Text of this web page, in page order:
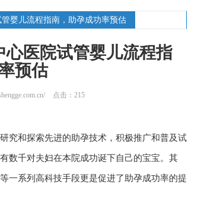
婴儿流程指南，助孕成功率预估
心医院试管婴儿流程指
预估
点击：215
究和探索先进的助孕技术，积极推广和普及试
数千对夫妇在本院成功诞下自己的宝宝。其
一系列高科技手段更是促进了助孕成功率的提